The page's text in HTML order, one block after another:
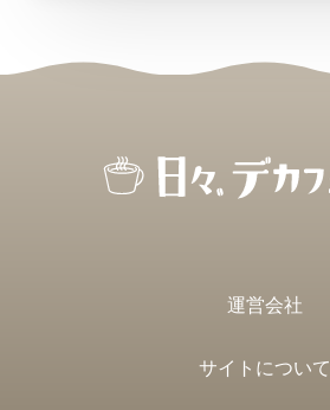
運営会社
サイトについて